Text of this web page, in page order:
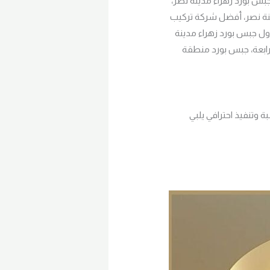
نصر، أفضل شركة تركيب
جبس بورد زهراء مدينة
جبس بورد منطقة
احترافي يلبي